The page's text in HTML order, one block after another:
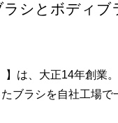
ラシとボディブ
は、大正14年創業。
ブラシを自社工場